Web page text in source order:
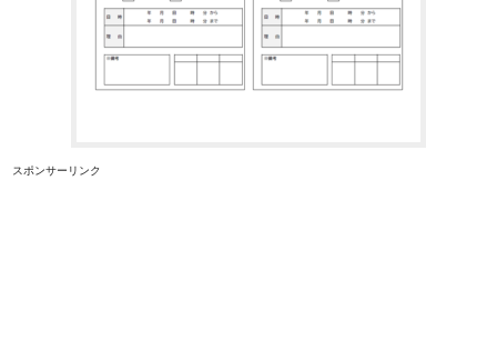
スポンサーリンク